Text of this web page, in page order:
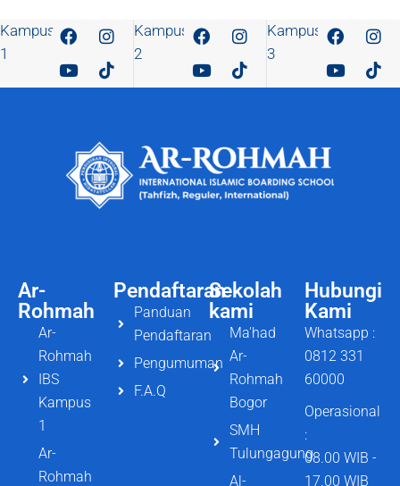
Kampus
1
Kampus
2
Kampus
3
Ar-
Rohmah
Ar-
Rohmah
IBS
Kampus
1
Ar-
Rohmah
Pendaftaran
Panduan
Pendaftaran
Pengumuman
F.A.Q
Hubungi
Kami
Whatsapp :
0812 331
60000
Operasional
:
08.00 WIB -
17.00 WIB
Sekolah
kami
Ma'had
Ar-
Rohmah
Bogor
SMH
Tulungagung
Al-